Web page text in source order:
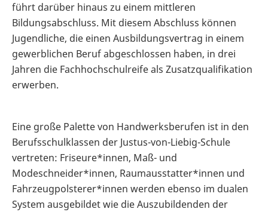
führt darüber hinaus zu einem mittleren
Bildungsabschluss. Mit diesem Abschluss können
Jugendliche, die einen Ausbildungsvertrag in einem
gewerblichen Beruf abgeschlossen haben, in drei
Jahren die Fachhochschulreife als Zusatzqualifikation
erwerben.
Eine große Palette von Handwerksberufen ist in den
Berufsschulklassen der Justus-von-Liebig-Schule
vertreten: Friseure*innen, Maß- und
Modeschneider*innen, Raumausstatter*innen und
Fahrzeugpolsterer*innen werden ebenso im dualen
System ausgebildet wie die Auszubildenden der